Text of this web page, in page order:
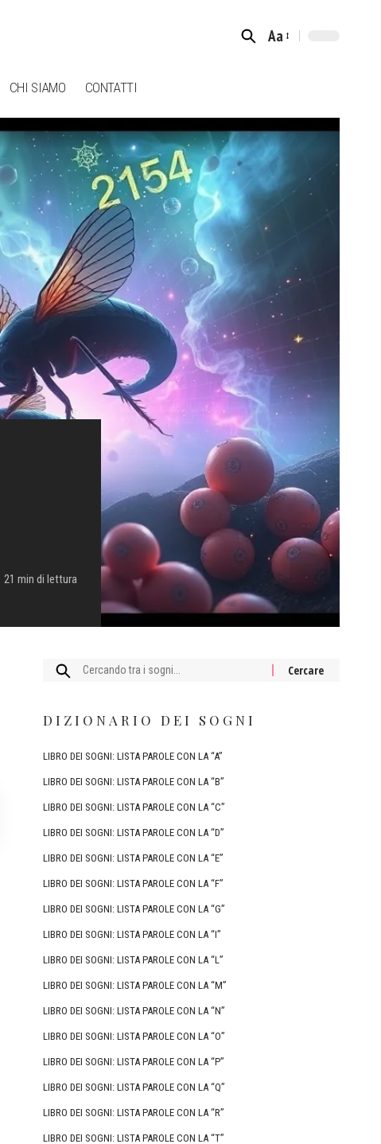
Font
Aa
CHI SIAMO CONTATTI
21 min di lettura
Cercare:
DIZIONARIO DEI SOGNI
LIBRO DEI SOGNI: LISTA PAROLE CON LA “A”
LIBRO DEI SOGNI: LISTA PAROLE CON LA “B”
LIBRO DEI SOGNI: LISTA PAROLE CON LA “C”
LIBRO DEI SOGNI: LISTA PAROLE CON LA “D”
LIBRO DEI SOGNI: LISTA PAROLE CON LA “E”
LIBRO DEI SOGNI: LISTA PAROLE CON LA “F”
LIBRO DEI SOGNI: LISTA PAROLE CON LA “G”
LIBRO DEI SOGNI: LISTA PAROLE CON LA “I”
LIBRO DEI SOGNI: LISTA PAROLE CON LA “L”
LIBRO DEI SOGNI: LISTA PAROLE CON LA “M”
LIBRO DEI SOGNI: LISTA PAROLE CON LA “N”
LIBRO DEI SOGNI: LISTA PAROLE CON LA “O”
LIBRO DEI SOGNI: LISTA PAROLE CON LA “P”
LIBRO DEI SOGNI: LISTA PAROLE CON LA “Q”
LIBRO DEI SOGNI: LISTA PAROLE CON LA “R”
LIBRO DEI SOGNI: LISTA PAROLE CON LA “T”